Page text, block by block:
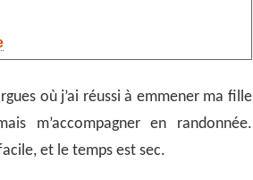
où j’ai réussi à emmener ma fille
m’accompagner en randonnée.
et le temps est sec.